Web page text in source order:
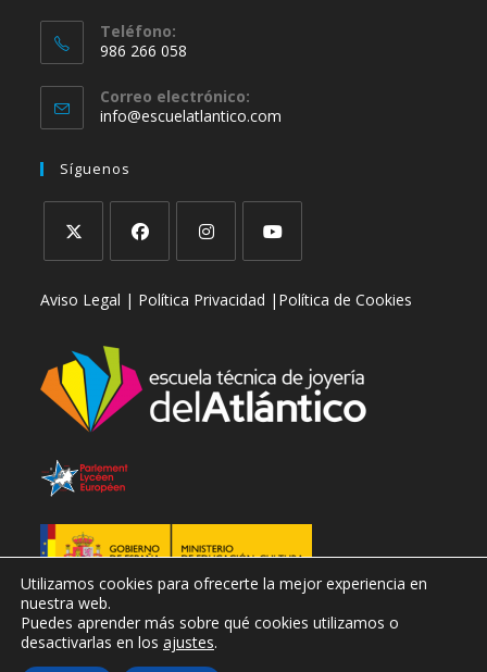
Teléfono:
986 266 058
abre
en
Correo electrónico:
info@escuelatlantico.com
Síguenos
abre
nueva
pestaña
abre
una
nueva
pestaña
abre
nueva
pestaña
abre
nueva
pestaña
Aviso Legal | Política Privacidad | Política de Cookies
Utilizamos cookies para ofrecerte la mejor experiencia en
nuestra web.
Puedes aprender más sobre qué cookies utilizamos o
desactivarlas en los ajustes.